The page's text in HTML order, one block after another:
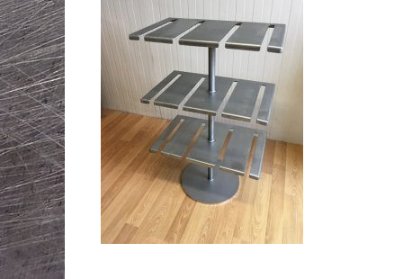
d
o
n
r